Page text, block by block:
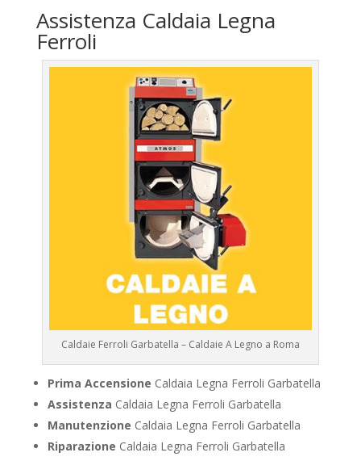
Assistenza Caldaia Legna
Ferroli
Caldaie Ferroli Garbatella – Caldaie A Legno a Roma
Prima Accensione Caldaia Legna Ferroli Garbatella
Assistenza Caldaia Legna Ferroli Garbatella
Manutenzione Caldaia Legna Ferroli Garbatella
Riparazione Caldaia Legna Ferroli Garbatella